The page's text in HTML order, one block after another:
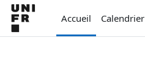
Passer au contenu principal
Accueil
Calendrier